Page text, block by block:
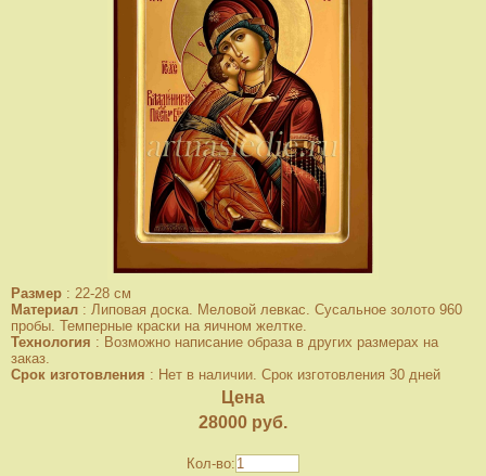
Размер : 22-28 см
Материал : Липовая доска. Меловой левкас. Сусальное золото 960
пробы. Темперные краски на яичном желтке.
Технология : Возможно написание образа в других размерах на
заказ.
Срок изготовления : Нет в наличии. Срок изготовления 30 дней
Цена
28000 руб.
Кол-во: